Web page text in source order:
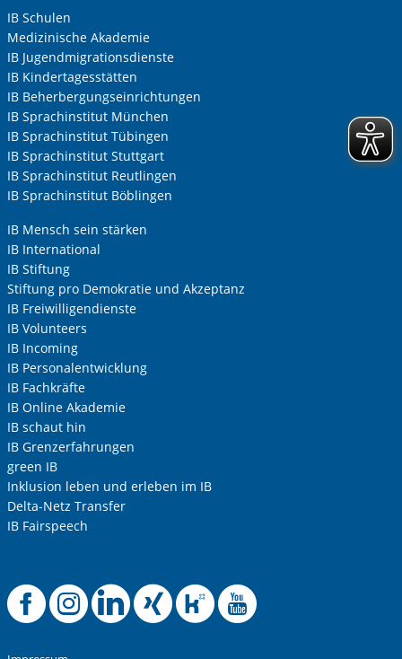
IB Schulen
Medizinische Akademie
IB Jugendmigrationsdienste
IB Kindertagesstätten
IB Beherbergungseinrichtungen
IB Sprachinstitut München
IB Sprachinstitut Tübingen
IB Sprachinstitut Stuttgart
IB Sprachinstitut Reutlingen
IB Sprachinstitut Böblingen
IB Mensch sein stärken
IB International
IB Stiftung
Stiftung pro Demokratie und Akzeptanz
IB Freiwilligendienste
IB Volunteers
IB Incoming
IB Personalentwicklung
IB Fachkräfte
IB Online Akademie
IB schaut hin
IB Grenzerfahrungen
green IB
Inklusion leben und erleben im IB
Delta-Netz Transfer
IB Fairspeech
Offizielle
Offizielle
Offizielle
Offizielle
Offizielle